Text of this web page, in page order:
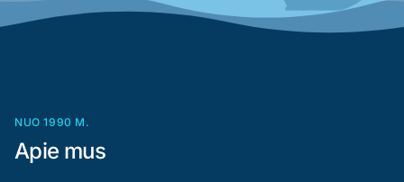
NUO 1990 M.
Apie mus